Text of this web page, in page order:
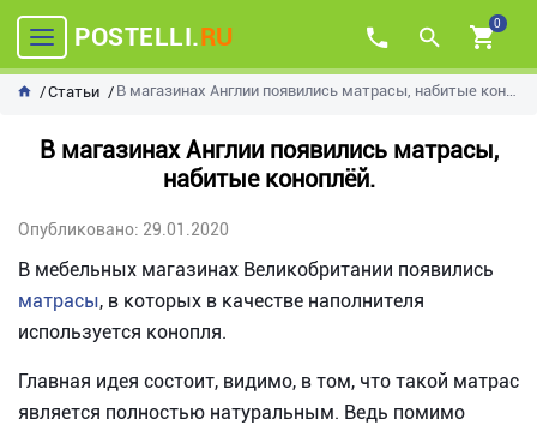
POSTELLI.RU 0
Статьи В магазинах Англии появились матрасы, набитые коноплёй.
В магазинах Англии появились матрасы,
набитые коноплёй.
Опубликовано: 29.01.2020
В мебельных магазинах Великобритании появились
матрасы, в которых в качестве наполнителя
используется конопля.
Главная идея состоит, видимо, в том, что такой матрас
является полностью натуральным. Ведь помимо